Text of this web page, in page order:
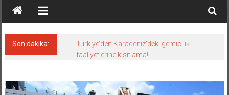
Son dakika:
Türkiye’den Karadeniz’deki gemicilik
faaliyetlerine kısıtlama!